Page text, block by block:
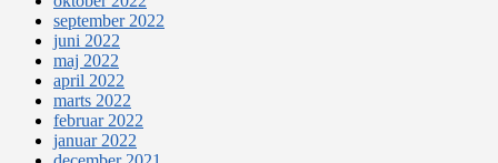
september 2022
juni 2022
maj 2022
april 2022
marts 2022
februar 2022
januar 2022